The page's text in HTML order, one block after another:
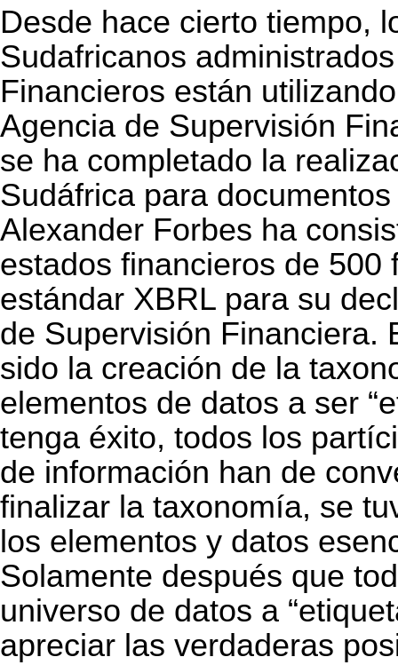
Desde hace cierto tiempo,
Sudafricanos
Financieros están
Agencia de Supervisión
se ha completado la
Sudáfrica para
Alexander Forbes ha
estados financieros de
estándar XBRL para su
de Supervisión Financiera.
sido la creación de la
elementos de datos a ser
tenga éxito, todos los
de información han de
finalizar la taxonomía, se
los elementos y datos
Solamente después que
universo de datos a
apreciar las verdaderas